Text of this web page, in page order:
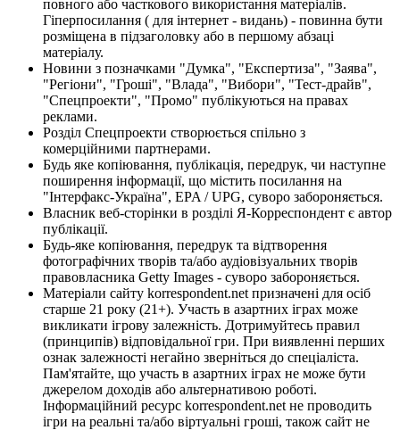
повного або часткового використання матеріалів.
Гіперпосилання ( для інтернет - видань) - повинна бути
розміщена в підзаголовку або в першому абзаці
матеріалу.
Новини з позначками "Думка", "Експертиза", "Заява",
"Регіони", "Гроші", "Влада", "Вибори", "Тест-драйв",
"Спецпроекти", "Промо" публікуються на правах
реклами.
Розділ Спецпроекти створюється спільно з
комерційними партнерами.
Будь яке копіювання, публікація, передрук, чи наступне
поширення інформації, що містить посилання на
"Інтерфакс-Україна", EPA / UPG, суворо забороняється.
Власник веб-сторінки в розділі Я-Корреспондент є автор
публікації.
Будь-яке копіювання, передрук та відтворення
фотографічних творів та/або аудіовізуальних творів
правовласника Getty Images - суворо забороняється.
Матеріали сайту korrespondent.net призначені для осіб
старше 21 року (21+). Участь в азартних іграх може
викликати ігрову залежність. Дотримуйтесь правил
(принципів) відповідальної гри. При виявленні перших
ознак залежності негайно зверніться до спеціаліста.
Пам'ятайте, що участь в азартних іграх не може бути
джерелом доходів або альтернативою роботі.
Інформаційний ресурс korrespondent.net не проводить
ігри на реальні та/або віртуальні гроші, також сайт не